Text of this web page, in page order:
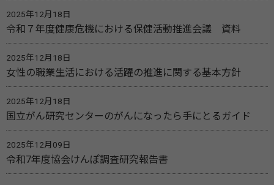
2025年12月18日
令和７年度健康危機における保健活動推進会議 資料
2025年12月18日
女性の職業生活における活躍の推進に関する基本方針
2025年12月18日
国立がん研究センターのがんになったら手にとるガイド
2025年12月09日
令和7年度協会けんぽ調査研究報告書